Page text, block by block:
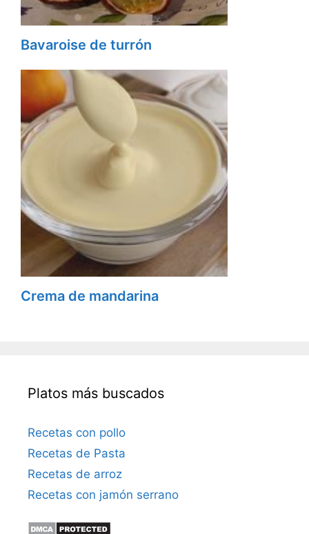
Bavaroise de turrón
Crema de mandarina
Platos más buscados
Recetas con pollo
Recetas de Pasta
Recetas de arroz
Recetas con jamón serrano